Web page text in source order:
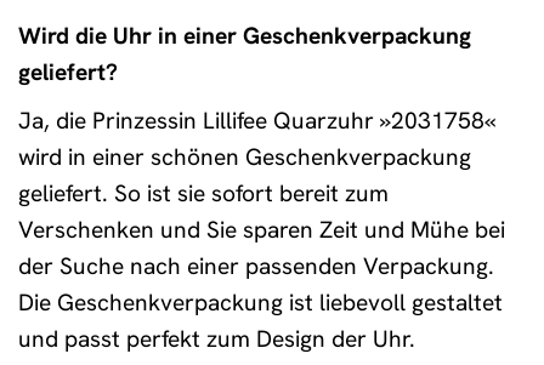
Wird die Uhr in einer Geschenkverpackung
geliefert?
Ja, die Prinzessin Lillifee Quarzuhr »2031758«
wird in einer schönen Geschenkverpackung
geliefert. So ist sie sofort bereit zum
Verschenken und Sie sparen Zeit und Mühe bei
der Suche nach einer passenden Verpackung.
Die Geschenkverpackung ist liebevoll gestaltet
und passt perfekt zum Design der Uhr.